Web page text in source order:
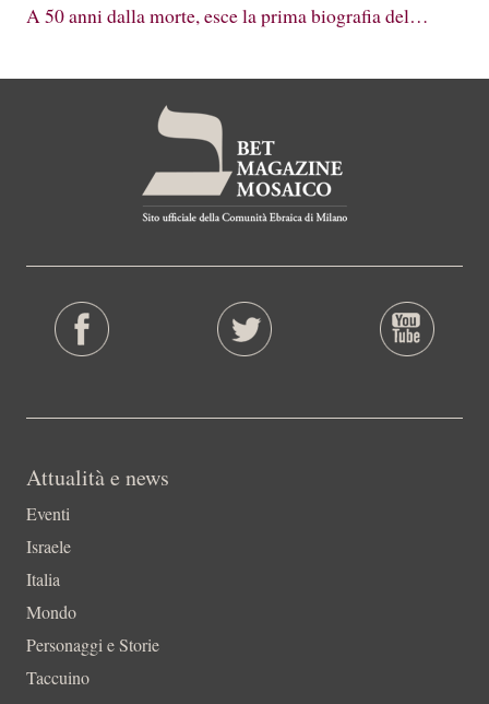
A 50 anni dalla morte, esce la prima biografia del…
Attualità e news
Eventi
Israele
Italia
Mondo
Personaggi e Storie
Taccuino